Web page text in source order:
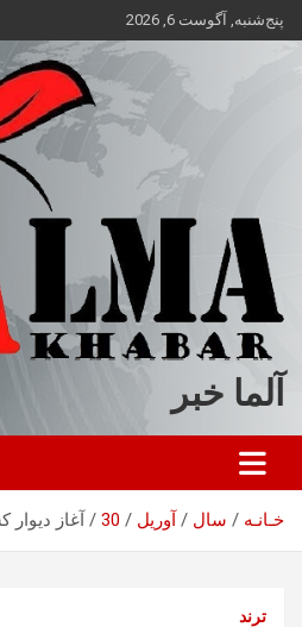
محتوا
پنج‌شنبه, آگوست 6, 2026
آلما خبر
خـانـه سال آوریل 30 آغاز
ترند